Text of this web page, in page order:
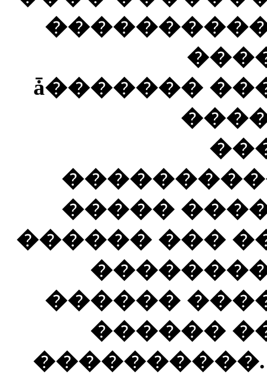
������
��������� ������� �������ǡ
�����
������ ���
������
������